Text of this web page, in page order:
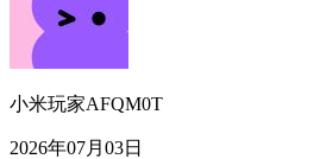
小米玩家AFQM0T
2026年07月03日